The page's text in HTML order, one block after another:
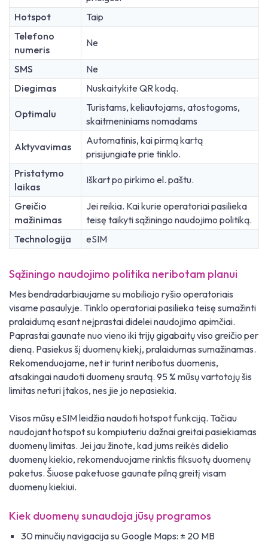
Hotspot
Taip
Telefono
numeris
Ne
SMS
Ne
Diegimas
Nuskaitykite QR kodą.
Optimalu
Turistams, keliautojams, atostogoms,
skaitmeniniams nomadams
Aktyvavimas
Automatinis, kai pirmą kartą
prisijungiate prie tinklo.
Pristatymo
laikas
Iškart po pirkimo el. paštu.
Greičio
mažinimas
Jei reikia. Kai kurie operatoriai pasilieka
teisę taikyti sąžiningo naudojimo politiką.
Technologija
eSIM
Sąžiningo naudojimo politika neribotam planui
Mes bendradarbiaujame su mobiliojo ryšio operatoriais
visame pasaulyje. Tinklo operatoriai pasilieka teisę sumažinti
pralaidumą esant neįprastai didelei naudojimo apimčiai.
Paprastai gaunate nuo vieno iki trijų gigabaitų viso greičio per
dieną. Pasiekus šį duomenų kiekį, pralaidumas sumažinamas.
Rekomenduojame, net ir turint neribotus duomenis,
atsakingai naudoti duomenų srautą. 95 % mūsų vartotojų šis
limitas neturi įtakos, nes jie jo nepasiekia.
Visos mūsų eSIM leidžia naudoti hotspot funkciją. Tačiau
naudojant hotspot su kompiuteriu dažnai greitai pasiekiamas
duomenų limitas. Jei jau žinote, kad jums reikės didelio
duomenų kiekio, rekomenduojame rinktis fiksuotų duomenų
paketus. Šiuose paketuose gaunate pilną greitį visam
duomenų kiekiui.
Kiek duomenų sunaudoja jūsų programos
30 minučių navigacija su Google Maps: ± 20 MB